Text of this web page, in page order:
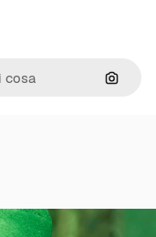
Cerca